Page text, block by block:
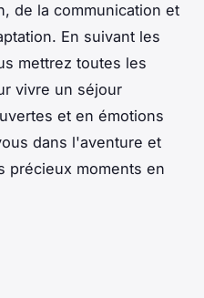
de la communication et
En suivant les
mettrez toutes les
vivre un séjour
et en émotions
dans l'aventure et
précieux moments en